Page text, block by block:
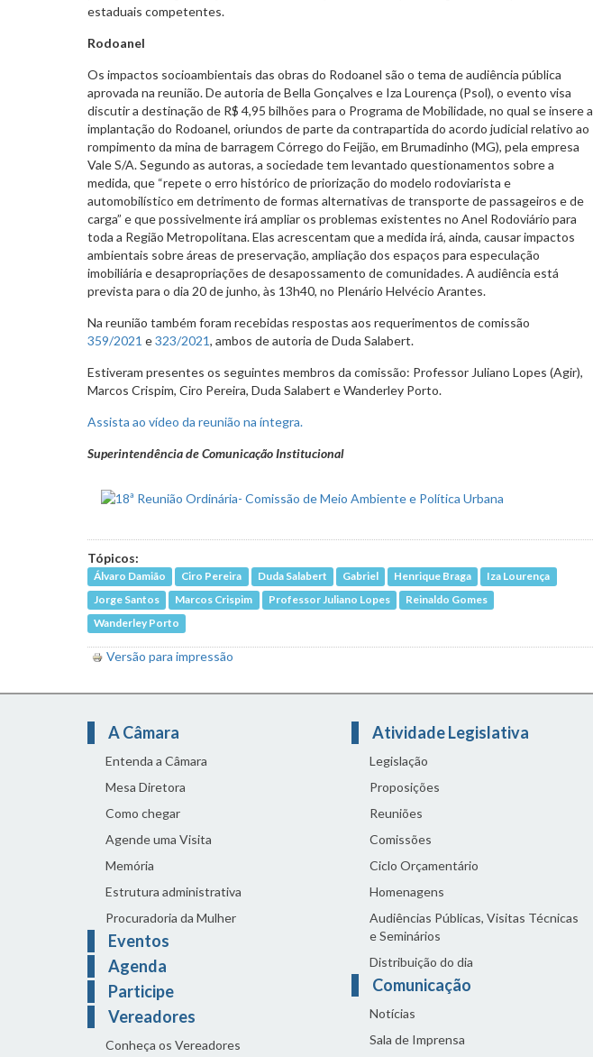
estaduais competentes.
Rodoanel
Os impactos socioambientais das obras do Rodoanel são o tema de audiência pública
aprovada na reunião. De autoria de Bella Gonçalves e Iza Lourença (Psol), o evento visa
discutir a destinação de R$ 4,95 bilhões para o Programa de Mobilidade, no qual se insere a
implantação do Rodoanel, oriundos de parte da contrapartida do acordo judicial relativo ao
rompimento da mina de barragem Córrego do Feijão, em Brumadinho (MG), pela empresa
Vale S/A. Segundo as autoras, a sociedade tem levantado questionamentos sobre a
medida, que “repete o erro histórico de priorização do modelo rodoviarista e
automobilístico em detrimento de formas alternativas de transporte de passageiros e de
carga” e que possivelmente irá ampliar os problemas existentes no Anel Rodoviário para
toda a Região Metropolitana. Elas acrescentam que a medida irá, ainda, causar impactos
ambientais sobre áreas de preservação, ampliação dos espaços para especulação
imobiliária e desapropriações de desapossamento de comunidades. A audiência está
prevista para o dia 20 de junho, às 13h40, no Plenário Helvécio Arantes.
Na reunião também foram recebidas respostas aos requerimentos de comissão
359/2021 e323/2021, ambos de autoria de Duda Salabert.
Estiveram presentes os seguintes membros da comissão: Professor Juliano Lopes (Agir),
Marcos Crispim, Ciro Pereira, Duda Salabert e Wanderley Porto.
Assista ao vídeo da reunião na íntegra.
Superintendência de Comunicação Institucional
Tópicos:
Álvaro Damião Ciro Pereira Duda Salabert Gabriel Henrique Braga
Iza Lourença
Jorge Santos
Marcos Crispim Professor Juliano Lopes
Reinaldo Gomes
Wanderley Porto
Versão para impressão
A Câmara
Entenda a Câmara
Mesa Diretora
Como chegar
Agende uma Visita
Memória
Estrutura administrativa
Procuradoria da Mulher
Eventos
Agenda
Participe
Vereadores
Conheça os Vereadores
Atividade Legislativa
Legislação
Proposições
Reuniões
Comissões
Ciclo Orçamentário
Homenagens
Audiências Públicas, Visitas Técnicas
e Seminários
Distribuição do dia
Comunicação
Notícias
Sala de Imprensa